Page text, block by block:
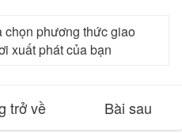
chọn phương thức giao
xuất phát của bạn
trở về Bài sau